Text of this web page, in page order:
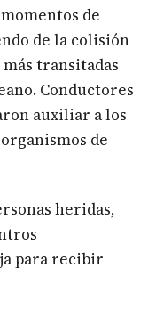
de
de la colisión
transitadas
Conductores
auxiliar a los
de
heridas,
para recibir